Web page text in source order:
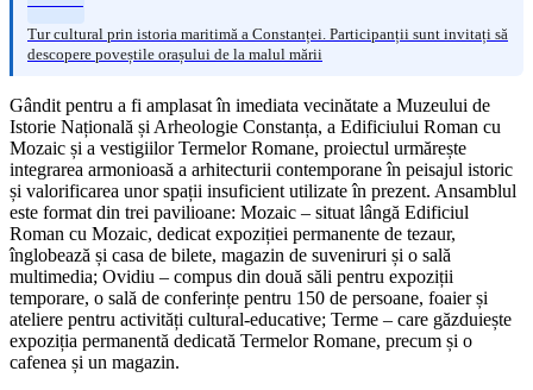
Tur cultural prin istoria maritimă a Constanței. Participanții sunt invitați să
descopere poveștile orașului de la malul mării
Gândit pentru a fi amplasat în imediata vecinătate a Muzeului de
Istorie Națională și Arheologie Constanța, a Edificiului Roman cu
Mozaic și a vestigiilor Termelor Romane, proiectul urmărește
integrarea armonioasă a arhitecturii contemporane în peisajul istoric
și valorificarea unor spații insuficient utilizate în prezent. Ansamblul
este format din trei pavilioane: Mozaic – situat lângă Edificiul
Roman cu Mozaic, dedicat expoziției permanente de tezaur,
înglobează și casa de bilete, magazin de suveniruri și o sală
multimedia; Ovidiu – compus din două săli pentru expoziții
temporare, o sală de conferințe pentru 150 de persoane, foaier și
ateliere pentru activități cultural-educative; Terme – care găzduiește
expoziția permanentă dedicată Termelor Romane, precum și o
cafenea și un magazin.